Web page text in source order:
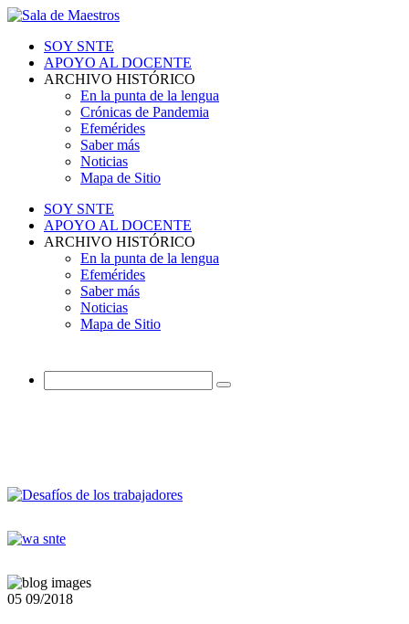
SOY SNTE
APOYO AL DOCENTE
ARCHIVO HISTÓRICO
En la punta de la lengua
Crónicas de Pandemia
Efemérides
Saber más
Noticias
Mapa de Sitio
SOY SNTE
APOYO AL DOCENTE
ARCHIVO HISTÓRICO
En la punta de la lengua
Efemérides
Saber más
Noticias
Mapa de Sitio
05 09/2018